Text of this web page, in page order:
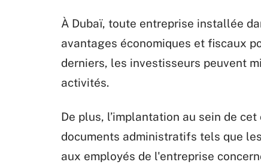
À Dubaï, toute entreprise installée
avantages économiques et fiscaux
derniers, les investisseurs peuvent
activités.
De plus, l’implantation au sein de
documents administratifs tels que
aux employés de l'entreprise